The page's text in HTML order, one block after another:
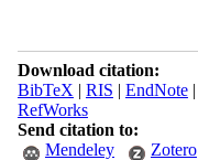
Download citation:
BibTeX | RIS | EndNote|
RefWorks
Send citation to:
Mendeley
Zotero